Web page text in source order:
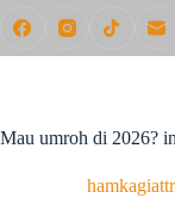
Mau umroh di 2026?